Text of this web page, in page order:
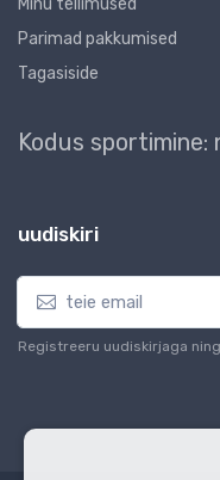
Parimad pakkumised
Tagasiside
Kodus sportimine:
uudiskiri
Registreeru uudiskirjaga